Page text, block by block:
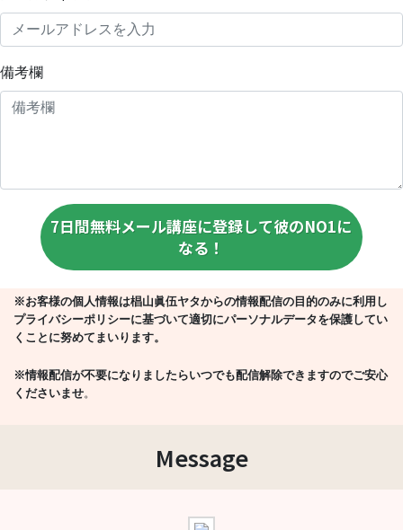
備考欄
7日間無料メール講座に登録して彼のNO1に
なる！
※お客様の個人情報は椙山眞伍ヤタからの情報配信の目的のみに利用し
プライバシーポリシーに基づいて適切にパーソナルデータを保護してい
くことに努めてまいります。
※情報配信が不要になりましたらいつでも配信解除できますのでご安心
くださいませ。
Message